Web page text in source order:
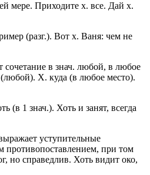
мере. Приходите х. все. Дай х.
(разг.). Вот х. Ваня: чем не
сочетание в знач. любой, в любое
(любой). Х. куда (в любое место).
(в 1 знач.). Хоть и занят, всегда
уступительные
противопоставлением, при том
но справедлив. Хоть видит око,